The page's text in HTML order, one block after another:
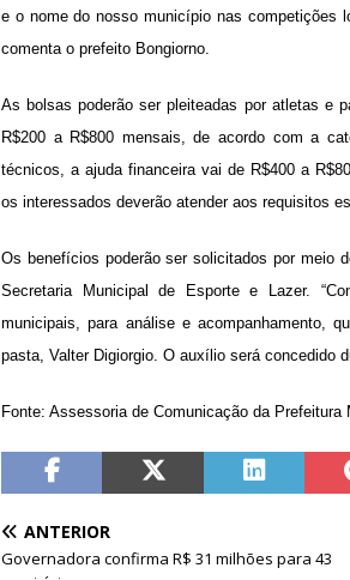
e o nome do nosso município nas competições
comenta o prefeito Bongiorno.
As bolsas poderão ser pleiteadas por atletas e
R$200 a R$800 mensais, de acordo com a
técnicos, a ajuda financeira vai de R$400 a
os interessados deverão atender aos requisitos
Os benefícios poderão ser solicitados por meio
Secretaria Municipal de Esporte e Lazer.
municipais, para análise e acompanhamento,
pasta, Valter Digiorgio. O auxílio será concedido
Fonte: Assessoria de Comunicação da Prefeitura
ANTERIOR
Governadora confirma R$ 31 milhões para 43